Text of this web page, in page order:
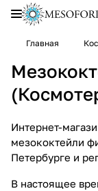
Главная
Интернет-
мезококтейли
Петербурге и
В настоящее